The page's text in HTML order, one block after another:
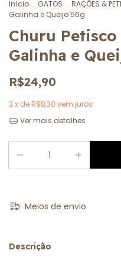
Início . GATOS . RAÇÕES &
Galinha e Queijo 56g
Churu Petisco
Galinha e
R$24,90
3 x deR$8,30 sem juros
Ver mais detalhes
Meios de envio
Descrição